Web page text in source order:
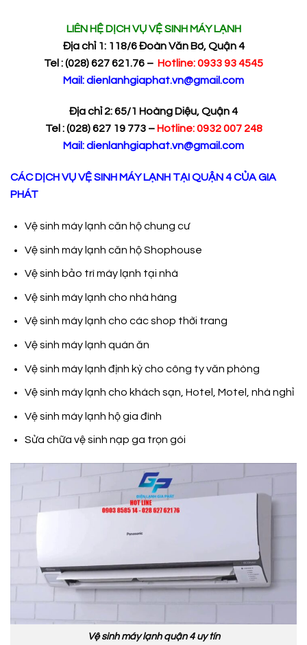
LIÊN HỆDỊCH VỤVỆSINH MÁY LẠNH
Địa chỉ1: 118/6 Đoàn Văn Bơ, Quận 4
Tel : (028) 627 621.76 – Hotline: 0933 93 4545
Mail: dienlanhgiaphat.vn@gmail.com
Địa chỉ2: 65/1 Hoàng Diệu, Quận 4
Tel : (028) 627 19 773 – Hotline: 0932 007 248
Mail: dienlanhgiaphat.vn@gmail.com
CÁC DỊCH VỤ VỆ SINH MÁY LẠNH TẠI QUẬN 4 CỦA GIA
PHÁT
Vệ sinh máy lạnh căn hộ chung cư
Vệ sinh máy lạnh căn hộ Shophouse
Vệ sinh bảo trì máy lạnh tại nhà
Vệ sinh máy lạnh cho nhà hàng
Vệ sinh máy lạnh cho các shop thời trang
Vệ sinh máy lạnh quán ăn
Vệ sinh máy lạnh định kỳ cho công ty văn phòng
Vệ sinh máy lạnh cho khách sạn, Hotel, Motel, nhà nghỉ
Vệ sinh máy lạnh hộ gia đình
Sửa chữa vệ sinh nạp ga trọn gói
Vệ sinh máy lạnh quận 4 uy tín